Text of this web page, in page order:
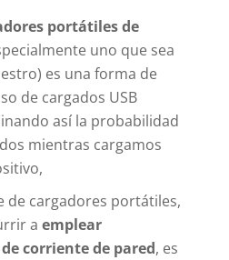
portátiles de
uno que sea
es una forma de
de cargados USB
así la probabilidad
mientras cargamos
de cargadores portátiles,
a emplear
corriente de pared, es